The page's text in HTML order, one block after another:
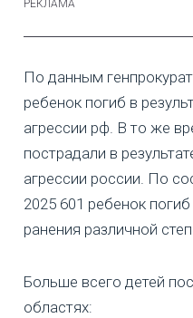
По данным
ребенок погиб в
агрессии рф. В то же
пострадали в
агрессии россии. По
2025 601 ребенок
ранения различной
Больше всего детей
областях: